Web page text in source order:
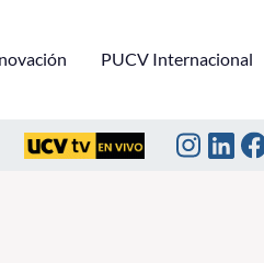
PUCV Internacional